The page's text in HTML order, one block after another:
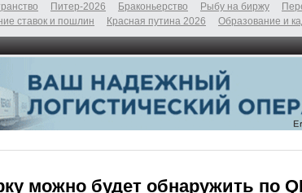
Питер-2026 Браконьерство Рыбу на биржу
ставок и пошлин Красная путина 2026 Образование и
можно будет обнаружить по